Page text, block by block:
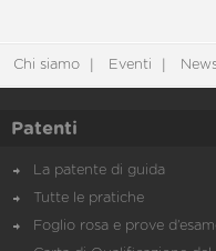
Chi siamo Eventi
Patenti
La patente di guida
Tutte le pratiche
Foglio rosa e prove